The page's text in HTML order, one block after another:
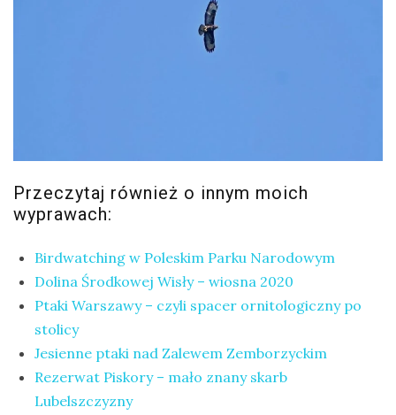
Przeczytaj również o innym moich
wyprawach:
Birdwatching w Poleskim Parku Narodowym
Dolina Środkowej Wisły – wiosna 2020
Ptaki Warszawy – czyli spacer ornitologiczny po
stolicy
Jesienne ptaki nad Zalewem Zemborzyckim
Rezerwat Piskory – mało znany skarb
Lubelszczyzny